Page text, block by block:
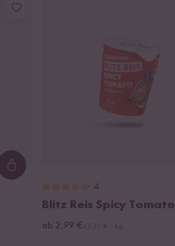
Loading...
4
Blitz Reis Spicy Tomato
ab 2,99 €